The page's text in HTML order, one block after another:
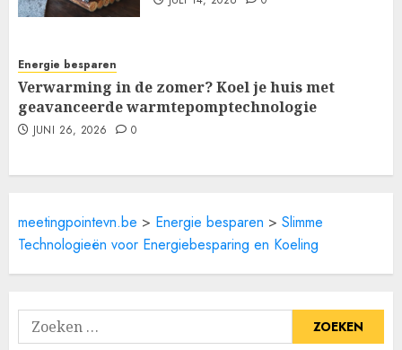
Energie besparen
Verwarming in de zomer? Koel je huis met
geavanceerde warmtepomptechnologie
JUNI 26, 2026 0
meetingpointevn.be > Energie besparen > Slimme
Technologieën voor Energiebesparing en Koeling
Zoeken
naar: